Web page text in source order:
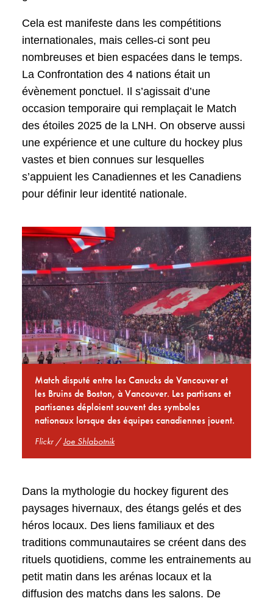
Cela est manifeste dans les compétitions
internationales, mais celles-ci sont peu
nombreuses et bien espacées dans le temps.
La Confrontation des 4 nations était un
évènement ponctuel. Il s’agissait d’une
occasion temporaire qui remplaçait le Match
des étoiles 2025 de la LNH. On observe aussi
une expérience et une culture du hockey plus
vastes et bien connues sur lesquelles
s’appuient les Canadiennes et les Canadiens
pour définir leur identité nationale.
Match disputé entre les Canucks de Vancouver et
les Bruins de Boston, à Vancouver. Les partisans et
partisanes déploient souvent des symboles
nationaux lorsque des équipes canadiennes jouent.
Flickr /Joe Shlabotnik
Dans la mythologie du hockey figurent des
paysages hivernaux, des étangs gelés et des
héros locaux. Des liens familiaux et des
traditions communautaires se créent dans des
rituels quotidiens, comme les entrainements au
petit matin dans les arénas locaux et la
diffusion des matchs dans les salons. De